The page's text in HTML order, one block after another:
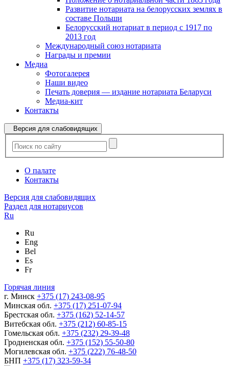
Развитие нотариата на белорусских землях в
составе Польши
Белорусский нотариат в период с 1917 по
2013 год
Международный союз нотариата
Награды и премии
Медиа
Фотогалерея
Наши видео
Печать доверия — издание нотариата Беларуси
Медиа-кит
Контакты
Версия для слабовидящих
О палате
Контакты
Версия для слабовидящих
Раздел для нотариусов
Ru
Ru
Eng
Bel
Es
Fr
Горячая линия
г. Минск +375 (17) 243-08-95
Минская обл. +375 (17) 251-07-94
Брестская обл. +375 (162) 52-14-57
Витебская обл. +375 (212) 60-85-15
Гомельская обл. +375 (232) 29-39-48
Гродненская обл. +375 (152) 55-50-80
Могилевская обл. +375 (222) 76-48-50
БНП +375 (17) 323-59-34